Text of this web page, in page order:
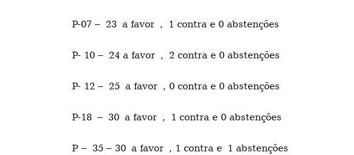
P-07 – 23 a favor , 1 contra e 0 abstenções
P- 10 – 24 a favor , 2 contra e 0 abstenções
P- 12 – 25 a favor , 0 contra e 0 abstenções
P-18 – 30 a favor , 1 contra e 0 abstenções
P – 35 – 30 a favor , 1 contra e 1 abstenções